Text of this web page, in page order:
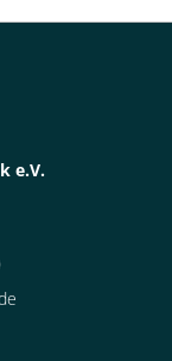
e.V.